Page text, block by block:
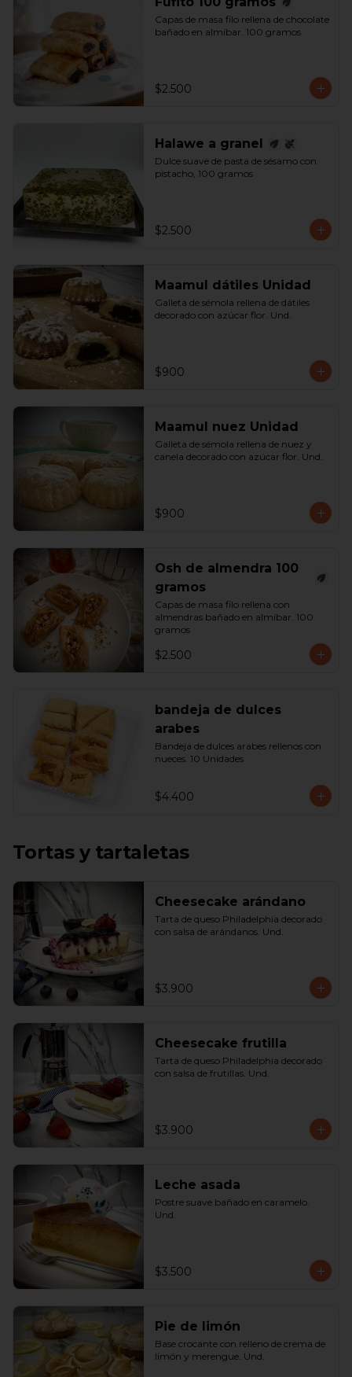
Capas de masa filo rellena de chocolate
bañado en almíbar. 100 gramos
$2.500
Halawe a granel
Dulce suave de pasta de sésamo con
pistacho, 100 gramos
$2.500
Maamul dátiles Unidad
Galleta de sémola rellena de dátiles
decorado con azúcar flor. Und.
$900
Maamul nuez Unidad
Galleta de sémola rellena de nuez y
canela decorado con azúcar flor. Und.
$900
Osh de almendra 100
gramos
Capas de masa filo rellena con
almendras bañado en almíbar. 100
gramos
$2.500
bandeja de dulces
arabes
Bandeja de dulces arabes rellenos con
nueces. 10 Unidades
$4.400
Tortas y tartaletas
Cheesecake arándano
Tarta de queso Philadelphia decorado
con salsa de arándanos. Und.
$3.900
Cheesecake frutilla
Tarta de queso Philadelphia decorado
con salsa de frutillas. Und.
$3.900
Leche asada
Postre suave bañado en caramelo.
Und.
$3.500
Pie de limón
Base crocante con relleno de crema de
limón y merengue. Und.